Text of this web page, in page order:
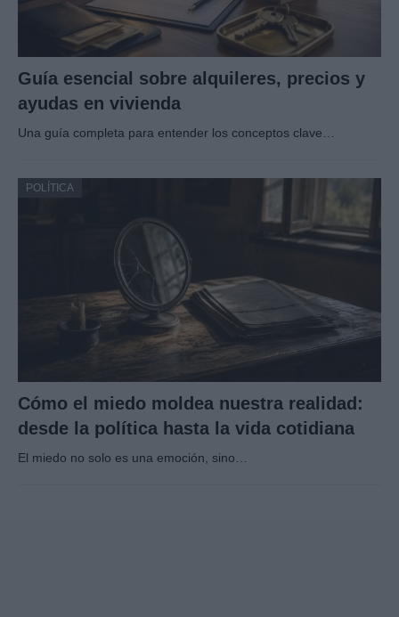
Guía esencial sobre alquileres, precios y
ayudas en vivienda
Una guía completa para entender los conceptos clave…
POLÍTICA
Cómo el miedo moldea nuestra realidad:
desde la política hasta la vida cotidiana
El miedo no solo es una emoción, sino…